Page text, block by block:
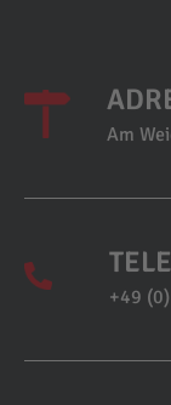
Am
+49